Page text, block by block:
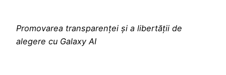
Promovarea transparenței și a libertății de
alegere cu Galaxy AI